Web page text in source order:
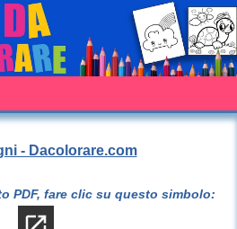
- Dacolorare.com
PDF, fare clic su questo simbolo: